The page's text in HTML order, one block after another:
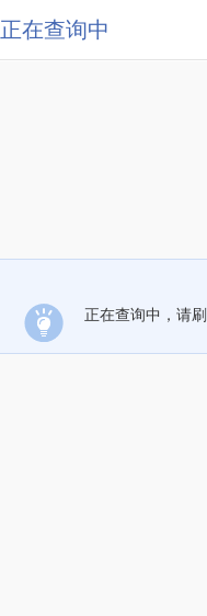
正在查询中
正在查询中，请